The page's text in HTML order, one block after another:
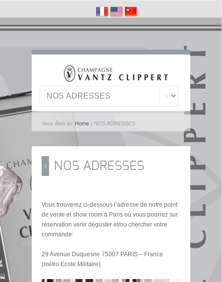
Vous êtes ici: Home | NOS ADRESSES
NOS ADRESSES
Vous trouverez ci-dessous l’adresse de notre point
de vente et show room à Paris où vous pourrez sur
réservation venir déguster et/ou chercher votre
commande:
29 Avenue Duquesne 75007 PARIS – France
(métro Ecole Militaire)